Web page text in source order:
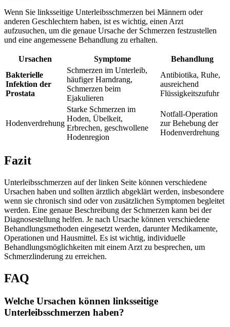
Wenn Sie linksseitige Unterleibsschmerzen bei Männern oder
anderen Geschlechtern haben, ist es wichtig, einen Arzt
aufzusuchen, um die genaue Ursache der Schmerzen festzustellen
und eine angemessene Behandlung zu erhalten.
Ursachen Symptome
Behandlung
Bakterielle
Infektion der
Prostata
Schmerzen im Unterleib,
häufiger Harndrang,
Schmerzen beim
Ejakulieren
Antibiotika, Ruhe,
ausreichend
Flüssigkeitszufuhr
Hodenverdrehung
Starke Schmerzen im
Hoden, Übelkeit,
Erbrechen, geschwollene
Hodenregion
Notfall-Operation
zur Behebung der
Hodenverdrehung
Fazit
Unterleibsschmerzen auf der linken Seite können verschiedene
Ursachen haben und sollten ärztlich abgeklärt werden, insbesondere
wenn sie chronisch sind oder von zusätzlichen Symptomen begleitet
werden. Eine genaue Beschreibung der Schmerzen kann bei der
Diagnosestellung helfen. Je nach Ursache können verschiedene
Behandlungsmethoden eingesetzt werden, darunter Medikamente,
Operationen und Hausmittel. Es ist wichtig, individuelle
Behandlungsmöglichkeiten mit einem Arzt zu besprechen, um
Schmerzlinderung zu erreichen.
FAQ
Welche Ursachen können linksseitige
Unterleibsschmerzen haben?